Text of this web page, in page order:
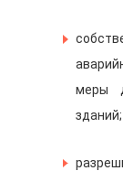
меры
зданий;